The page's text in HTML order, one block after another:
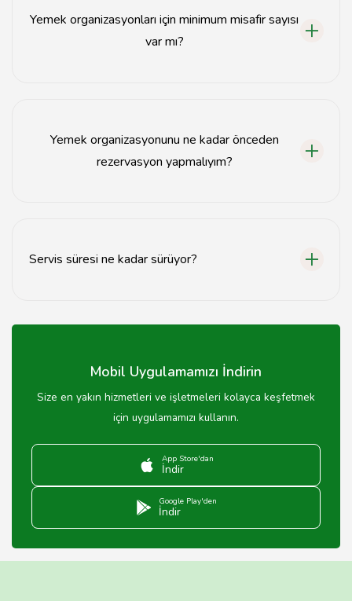
Yemek organizasyonları için minimum misafir sayısı
var mı?
Yemek organizasyonunu ne kadar önceden
rezervasyon yapmalıyım?
Servis süresi ne kadar sürüyor?
değişiklik göstermekle birlikte genellikle 2-4 saat
Mobil Uygulamamızı İndirin
Size en yakın hizmetleri ve işletmeleri kolayca keşfetmek
için uygulamamızı kullanın.
App Store'dan
İndir
Google Play'den
İndir